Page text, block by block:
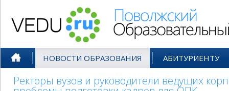
НОВОСТИ ОБРАЗОВАНИЯ АБИТУРИЕНТУ
Ректоры вузов и руководители ведущих